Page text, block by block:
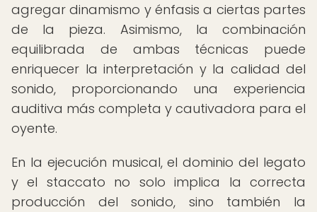
agregar dinamismo y énfasis a ciertas partes
de la pieza. Asimismo, la combinación
equilibrada de ambas técnicas puede
enriquecer la interpretación y la calidad del
sonido, proporcionando una experiencia
auditiva más completa y cautivadora para el
oyente.
En la ejecución musical, el dominio del legato
y el staccato no solo implica la correcta
producción del sonido, sino también la